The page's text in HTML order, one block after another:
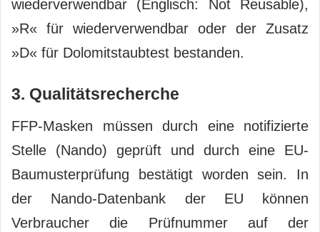
wiederverwendbar (Englisch: Not Reusable),
»R« für wiederverwendbar oder der Zusatz
»D« für Dolomitstaubtest bestanden.
3. Qualitätsrecherche
FFP-Masken müssen durch eine notifizierte
Stelle (Nando) geprüft und durch eine EU-
Baumusterprüfung bestätigt worden sein. In
der Nando-Datenbank der EU können
Verbraucher die Prüfnummer auf der